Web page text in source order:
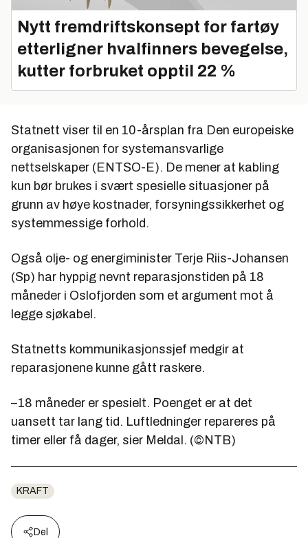
Nytt fremdriftskonsept for fartøy
etterligner hvalfinners bevegelse,
kutter forbruket opptil 22 %
Statnett viser til en 10-årsplan fra Den europeiske
organisasjonen for systemansvarlige
nettselskaper (ENTSO-E). De mener at kabling
kun bør brukes i svært spesielle situasjoner på
grunn av høye kostnader, forsyningssikkerhet og
systemmessige forhold.
Også olje- og energiminister Terje Riis-Johansen
(Sp) har hyppig nevnt reparasjonstiden på 18
måneder i Oslofjorden som et argument mot å
legge sjøkabel.
Statnetts kommunikasjonssjef medgir at
reparasjonene kunne gått raskere.
–18 måneder er spesielt. Poenget er at det
uansett tar lang tid. Luftledninger repareres på
timer eller få dager, sier Meldal. (©NTB)
KRAFT
Del